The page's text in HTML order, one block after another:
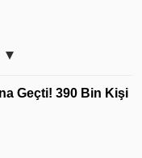
Geçti! 390 Bin Kişi